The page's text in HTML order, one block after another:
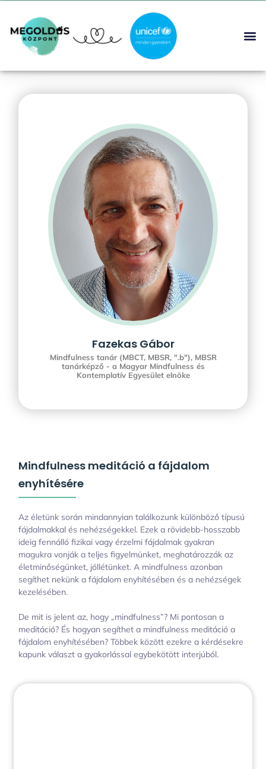
Fazekas Gábor
Mindfulness tanár (MBCT, MBSR, ".b"), MBSR
tanárképző - a Magyar Mindfulness és
Kontemplatív Egyesület elnöke
Mindfulness meditáció a fájdalom
enyhítésére
Az életünk során mindannyian találkozunk különböző típusú
fájdalmakkal és nehézségekkel. Ezek a rövidebb-hosszabb
ideig fennálló fizikai vagy érzelmi fájdalmak gyakran
magukra vonják a teljes figyelmünket, meghatározzák az
életminőségünket, jóllétünket. A mindfulness azonban
segíthet nekünk a fájdalom enyhítésében és a nehézségek
kezelésében.
De mit is jelent az, hogy „mindfulness”? Mi pontosan a
meditáció? És hogyan segíthet a mindfulness meditáció a
fájdalom enyhítésében? Többek között ezekre a kérdésekre
kapunk választ a gyakorlással egybekötött interjúból.